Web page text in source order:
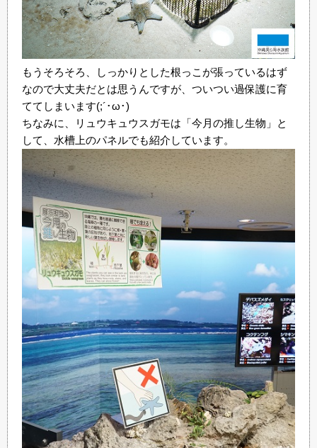
もうそろそろ、しっかりとした根っこが張っているはず
なので大丈夫だとは思うんですが、ついつい過保護に育
ててしまいます(;´･ω･)
ちなみに、リュウキュウスガモは「今月の推し生物」と
して、水槽上のパネルでも紹介しています。